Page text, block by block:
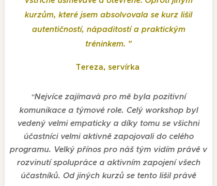
kurzům, které jsem absolvovala se kurz lišil
autentičností, nápaditostí a praktickým
tréninkem. "
Tereza, servírka
"Nejvíce zajímavá pro mě byla pozitivní
komunikace a týmové role. Celý workshop byl
vedený velmi empaticky a díky tomu se všichni
účastníci velmi aktivně zapojovali do celého
programu. Velký přínos pro náš tým vidím právě v
rozvinutí spolupráce a aktivním zapojení všech
účastníků. Od jiných kurzů se tento lišil právě